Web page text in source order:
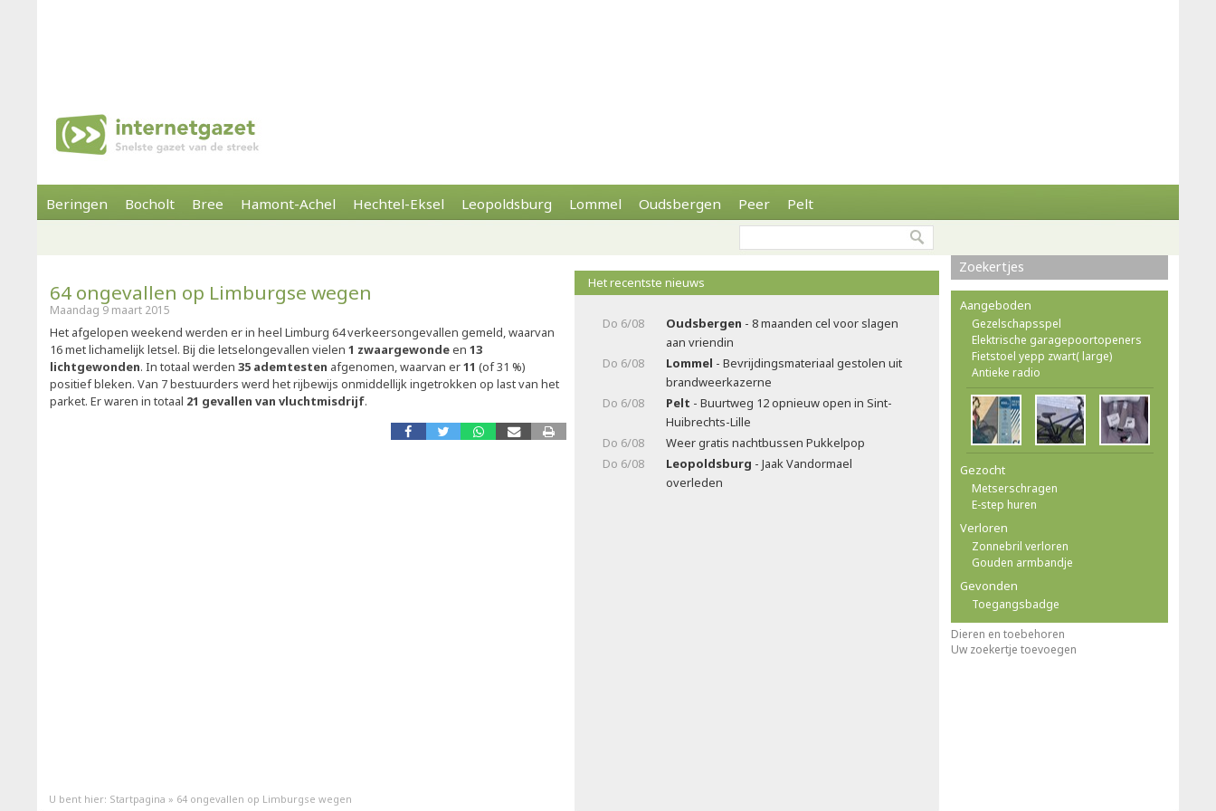
Beringen Bocholt Bree Hamont-Achel Hechtel-Eksel Leopoldsburg Lommel Oudsbergen Peer Pelt
64 ongevallen op Limburgse wegen
Maandag 9 maart 2015
Het afgelopen weekend werden er in heel Limburg 64 verkeersongevallen gemeld, waarvan
16 met lichamelijk letsel. Bij die letselongevallen vielen 1 zwaargewondeen 13
lichtgewonden. In totaal werden 35 ademtesten afgenomen, waarvan er11 (of 31 %)
positief bleken. Van 7 bestuurders werd het rijbewijs onmiddellijk ingetrokken op last van het
parket. Er waren in totaal 21 gevallen van vluchtmisdrijf.
Het recentste nieuws
Do 6/08 Oudsbergen - 8 maanden cel voor slagen
aan vriendin
Do 6/08
Lommel - Bevrijdingsmateriaal gestolen uit
brandweerkazerne
Do 6/08
Pelt - Buurtweg 12 opnieuw open in Sint-
Huibrechts-Lille
Do 6/08
Weer gratis nachtbussen Pukkelpop
Do 6/08
Leopoldsburg - Jaak Vandormael
overleden
Zoekertjes
Aangeboden
Gezelschapsspel
Elektrische garagepoortopeners
Fietstoel yepp zwart( large)
Antieke radio
Gezocht
Metserschragen
E-step huren
Verloren
Zonnebril verloren
Gouden armbandje
Gevonden
Toegangsbadge
Dieren en toebehoren
Uw zoekertje toevoegen
U bent hier: Startpagina » 64 ongevallen op Limburgse wegen